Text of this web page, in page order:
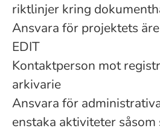
riktlinjer kring
Ansvara för projektets
EDIT
Kontaktperson mot
arkivarie
Ansvara för
enstaka aktiviteter såsom